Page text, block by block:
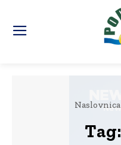
Naslovnica
Tag: